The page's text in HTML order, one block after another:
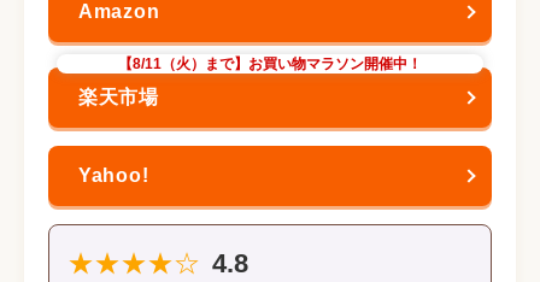
【8/11（火）まで】お買い物マラソン開催中！
★★★★☆ 4.8